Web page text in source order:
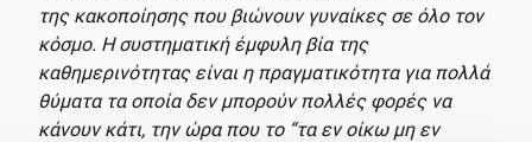
της κακοποίησης που βιώνουν γυναίκες σε όλο τον
κόσμο. Η συστηματική έμφυλη βία της
καθημερινότητας είναι η πραγματικότητα για πολλά
θύματα τα οποία δεν μπορούν πολλές φορές να
κάνουν κάτι, την ώρα που το “τα εν οίκω μη εν